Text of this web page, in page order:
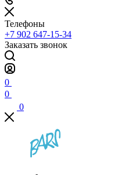
Телефоны
+7 902 647-15-34
Заказать звонок
0
0
0